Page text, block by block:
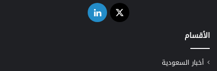
‫X لينكدإن
الأقسام
أخبار السعودية